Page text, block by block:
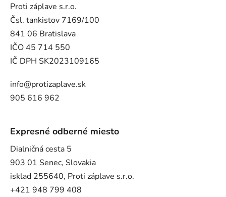
Proti záplave s.r.o.
Čsl. tankistov 7169/100
841 06 Bratislava
IČO 45 714 550
IČ DPH SK2023109165
info@protizaplave.sk
905 616 962
Expresné odberné miesto
Dialničná cesta 5
903 01 Senec, Slovakia
isklad 255640, Proti záplave s.r.o.
+421 948 799 408